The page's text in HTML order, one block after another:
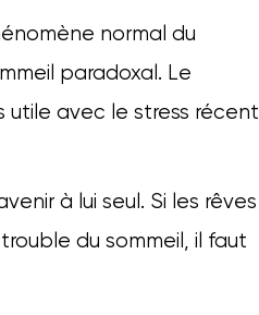
normal du
paradoxal. Le
utile avec le stress récent,
à lui seul. Si les rêves
du sommeil, il faut